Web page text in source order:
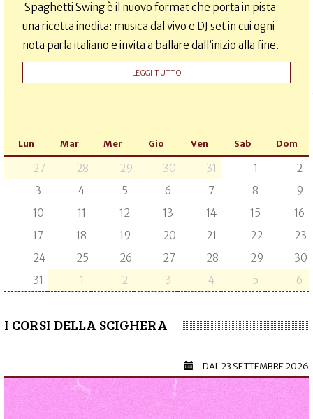
Spaghetti Swing è il nuovo format che porta in pista
una ricetta inedita: musica dal vivo e DJ set in cui ogni
nota parla italiano e invita a ballare dall’inizio alla fine.
LEGGI TUTTO
Lun Mar Mer Gio Ven Sab Dom
27 28 29 30 31 1
2
3
4 5 6 7 8
9
10
11 12 13 14 15
16
17
18 19 20 21 22
23
24
25 26 27 28 29
30
31
1 2 3 4 5 6
I CORSI DELLA SCIGHERA
DAL23 SETTEMBRE 2026